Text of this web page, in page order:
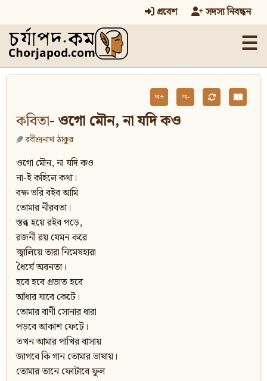
প্রবেশ সদস্য নিবন্ধন
☰
অ+ অ-
কবিতা- ওগো মৌন, না যদি কও
রবীন্দ্রনাথ ঠাকুর
ওগো মৌন, না যদি কও
না-ই কহিলে কথা।
বক্ষ ভরি বইব আমি
তোমার নীরবতা।
স্তব্ধ হয়ে রইব পড়ে,
রজনী রয় যেমন করে
জ্বালিয়ে তারা নিমেষহারা
ধৈর্যে অবনতা।
হবে হবে প্রভাত হবে
আঁধার যাবে কেটে।
তোমার বাণী সোনার ধারা
পড়বে আকাশ ফেটে।
তখন আমার পাখির বাসায়
জাগবে কি গান তোমার ভাষায়।
তোমার তানে ফোটাবে ফুল